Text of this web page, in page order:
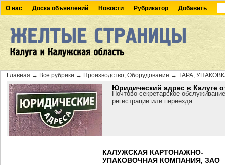
О нас Доска объявлений Новости Рубрикатор Добавить
Главная → Все рубрики → Производство, Оборудование → ТАРА,
Юридический адрес в Калуге
Почтово-секретарское
регистрации или переезда
КАЛУЖСКАЯ КАРТОНАЖНО-
УПАКОВОЧНАЯ КОМПАНИЯ, ЗАО